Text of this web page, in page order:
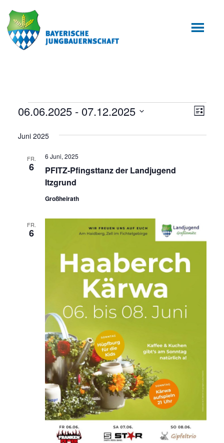
Inhalt
springen
Fußzeile
springen
Veranstaltungen Liste
06.06.2025 - 07.12.2025
wählen.
Juni 2025
FR.
6
PFITZ-Pfingsttanz der Landjugend
Itzgrund
6 Juni, 2025
Großheirath
FR.
6